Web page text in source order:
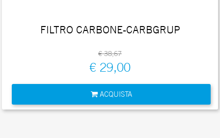
FILTRO CARBONE-CARBGRUP
€ 38,67
€ 29,00
ACQUISTA